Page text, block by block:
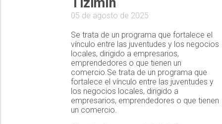
05 de agosto de 2025
Se trata de un programa que fortalece el
vínculo entre las juventudes y los negocios
locales, dirigido a empresarios,
emprendedores o que tienen un
comercio.Se trata de un programa que
fortalece el vínculo entre las juventudes y
los negocios locales, dirigido a
empresarios, emprendedores o que tienen
un comercio.